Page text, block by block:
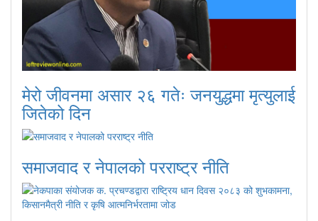
मेरो जीवनमा असार २६ गतेः जनयुद्धमा मृत्युलाई
जितेको दिन
समाजवाद र नेपालको परराष्ट्र नीति